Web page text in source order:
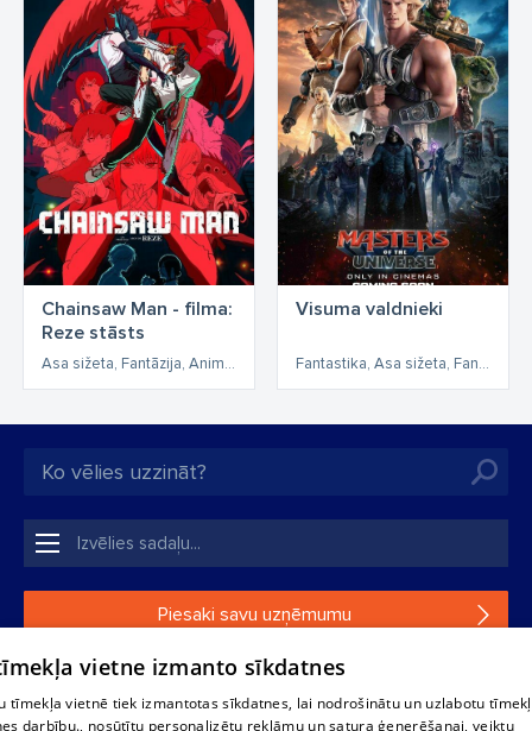
Chainsaw Man - filma:
Reze stāsts
Asa sižeta, Fantāzija, Anime, Piedzīvojumi
Visuma valdnieki
Fantastika, Asa sižeta, Fantāzija, Piedzīvojumi
Piesaki savu uzņēmumu
Ja tavs uzņēmums nav mūsu datubāzē, aizpildi vienkāršu
vietne izmanto sīkdatnes
tīmekļa vietnē tiek izmantotas sīkdatnes, lai nodrošinātu un uzlabotu
darbību., nosūtītu personalizētu reklāmu un satura ģenerēšanai, veiktu